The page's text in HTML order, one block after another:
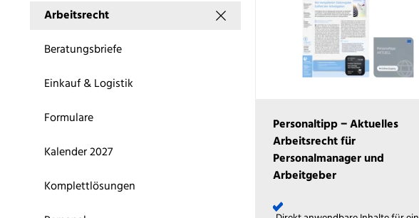
Arbeitsrecht
Beratungsbriefe
Einkauf & Logistik
Formulare
Kalender 2027
Komplettlösungen
Personaltipp − Aktuelles
Arbeitsrecht für
Personalmanager und
Arbeitgeber